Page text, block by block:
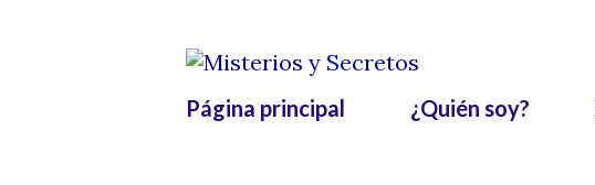
Página principal ¿Quién soy?